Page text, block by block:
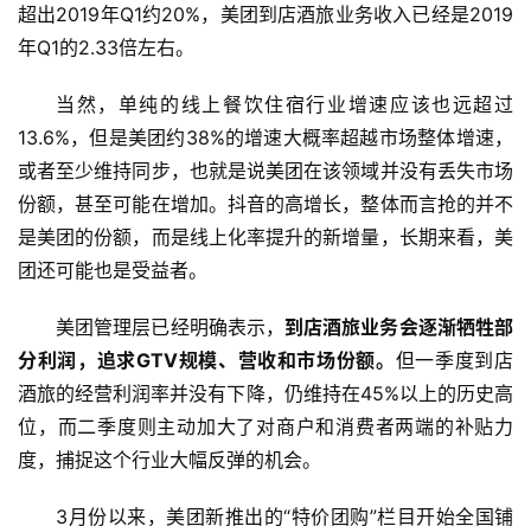
超出2019年Q1约20%，美团到店酒旅业务收入已经是2019
年Q1的2.33倍左右。
当然，单纯的线上餐饮住宿行业增速应该也远超过
13.6%，但是美团约38%的增速大概率超越市场整体增速，
或者至少维持同步，也就是说美团在该领域并没有丢失市场
份额，甚至可能在增加。抖音的高增长，整体而言抢的并不
是美团的份额，而是线上化率提升的新增量，长期来看，美
团还可能也是受益者。
美团管理层已经明确表示， 到店酒旅业务会逐渐牺牲部
分利润，追求GTV规模、营收和市场份额。 但一季度到店
酒旅的经营利润率并没有下降，仍维持在45%以上的历史高
位，而二季度则主动加大了对商户和消费者两端的补贴力
度，捕捉这个行业大幅反弹的机会。
3月份以来，美团新推出的“特价团购”栏目开始全国铺